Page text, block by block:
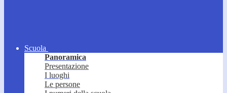
Scuola
Panoramica
Presentazione
I luoghi
Le persone